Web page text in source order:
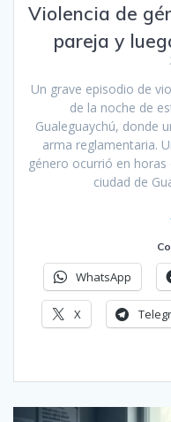
Violencia de
pareja y
Un grave episodio de
de la noche de
Gualeguaychú, donde
arma reglamentaria.
género ocurrió en
ciudad de
WhatsApp
X